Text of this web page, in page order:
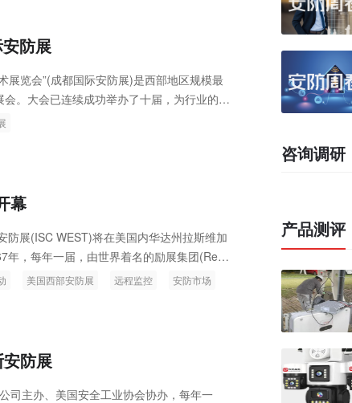
防展
展览会”(成都国际安防展)是西部地区规模最
。大会已连续成功举办了十届，为行业的健
台......
幕
展(ISC WEST)将在美国内华达州拉斯维加
，每年一届，由世界着名的励展集团(Reed
美国西部安防展将是该展的第45届盛
美国西部安防展 远程监控 安防市场
防展
司主办、美国安全工业协会协办，每年一
咨询调研
产品测评